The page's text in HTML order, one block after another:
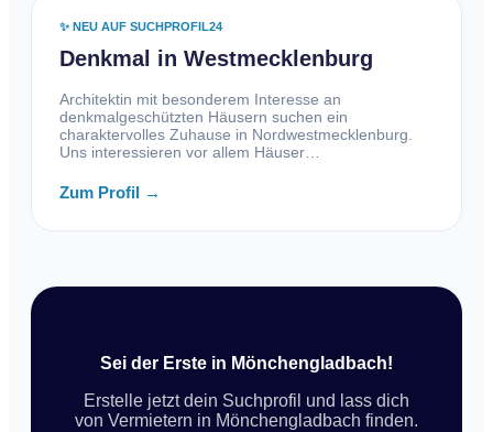
✨ NEU AUF SUCHPROFIL24
Denkmal in Westmecklenburg
Architektin mit besonderem Interesse an
denkmalgeschützten Häusern suchen ein
charaktervolles Zuhause in Nordwestmecklenburg.
Uns interessieren vor allem Häuser…
Zum Profil →
Sei der Erste in Mönchengladbach!
Erstelle jetzt dein Suchprofil und lass dich
von Vermietern in Mönchengladbach finden.